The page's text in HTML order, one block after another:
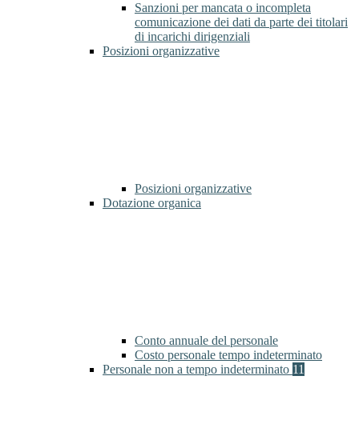
Sanzioni per mancata o incompleta
comunicazione dei dati da parte dei titolari
di incarichi dirigenziali
Posizioni organizzative
Posizioni organizzative
Dotazione organica
Conto annuale del personale
Costo personale tempo indeterminato
Personale non a tempo indeterminato 11